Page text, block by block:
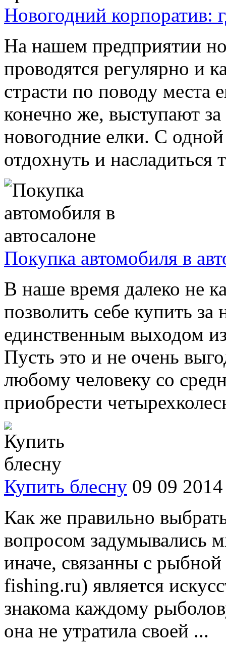
Новогодний корпоратив:
На нашем предприятии
проводятся регулярно и
страсти по поводу
конечно же, выступают
новогодние елки. С
отдохнуть и насладиться
Покупка автомобиля в
В наше время далеко не
позволить себе купить
единственным выходом
Пусть это и не очень
любому человеку со
приобрести
Купить блесну 09 09 2014
Как же правильно
вопросом задумывались
иначе, связанны с
fishing.ru) является
знакома каждому
она не утратила своей ...